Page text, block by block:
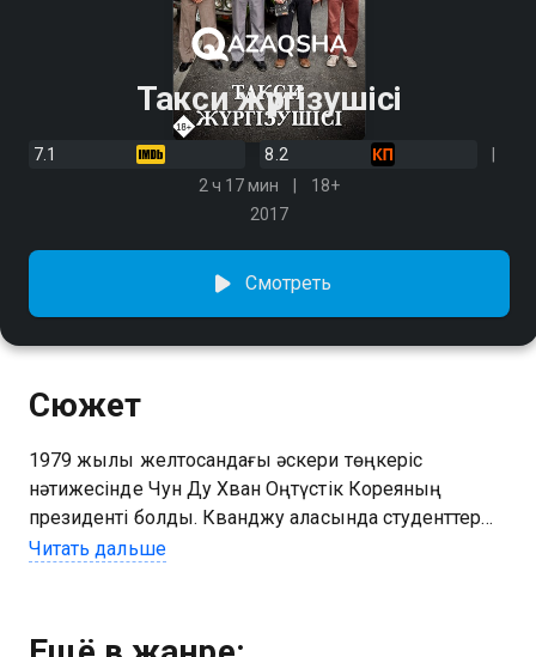
Такси жүргізушісі
7.1
8.2
2 ч 17 мин
18+
2017
Смотреть
Сюжет
1979 жылы желтоқсандағы әскери төңкеріс
нәтижесінде Чун Ду Хван Оңтүстік Кореяның
президенті болды. Кванджу қаласында студенттер
демонстрациясына оқ атқаннан кейін жергілікті
Читать дальше